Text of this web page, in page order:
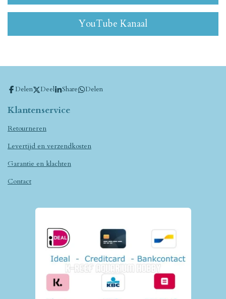
YouTube Kanaal
Delen Deel Share Delen
Klantenservice
Retourneren
Levertijd en verzendkosten
Garantie en klachten
Contact